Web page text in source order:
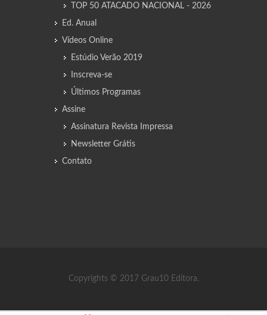
TOP 50 ATACADO NACIONAL - 2026
Ed. Anual
Vídeos Online
Estúdio Verão 2019
Inscreva-se
Últimos Programas
Assine
Assinatura Revista Impressa
Newsletter Grátis
Contato
Copyrights © 2017 Grau10 Editora.